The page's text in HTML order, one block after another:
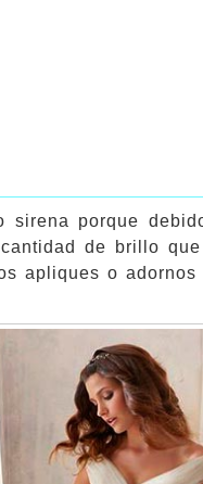
sirena porque
de brillo que
apliques o adornos